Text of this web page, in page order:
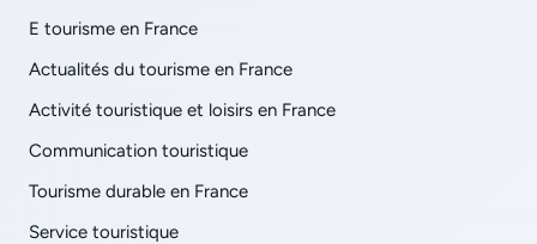
E tourisme en France
Actualités du tourisme en France
Activité touristique et loisirs en France
Communication touristique
Tourisme durable en France
Service touristique